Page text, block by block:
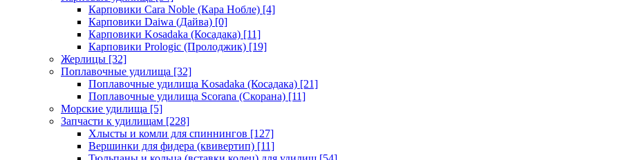
Карповики Cara Noble (Кара Нобле) [4]
Карповики Daiwa (Дайва) [0]
Карповики Kosadaka (Косадака) [11]
Карповики Prologic (Пролоджик) [19]
Жерлицы [32]
Поплавочные удилища [32]
Поплавочные удилища Kosadaka (Косадака) [21]
Поплавочные удилища Scorana (Скорана) [11]
Морские удилища [5]
Запчасти к удилищам [228]
Хлысты и комли для спиннингов [127]
Вершинки для фидера (квивертип) [11]